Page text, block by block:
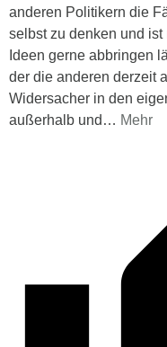
anderen Politikern die
selbst zu denken und
Ideen gerne abbringen
der die anderen derzeit
Widersacher in den
außerhalb und … Mehr